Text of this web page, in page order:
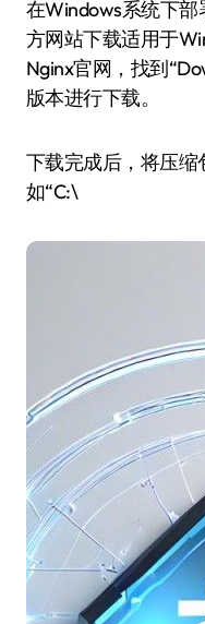
在Windows系统下部署Nginx服务器，首先需要从官
方网站下载适用于
Nginx官网，找到
版本进行下载。
下载完成后，将压
如“C:\